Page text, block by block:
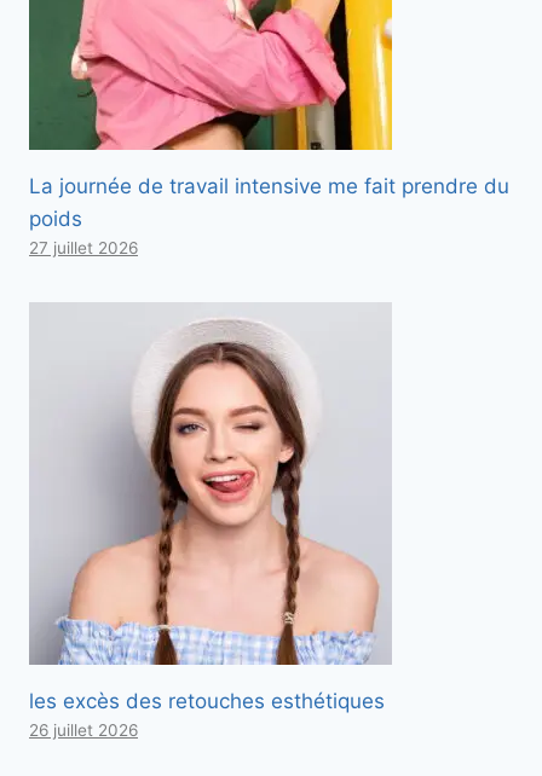
La journée de travail intensive me fait prendre du
poids
27 juillet 2026
les excès des retouches esthétiques
26 juillet 2026